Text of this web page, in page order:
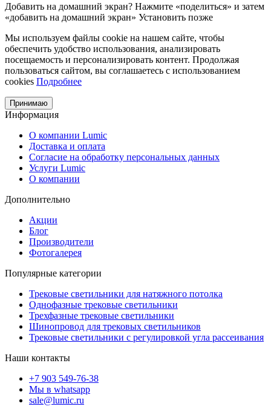
Добавить на домашний экран? Нажмите «поделиться» и затем
«добавить на домашний экран» Установить позже
Мы используем файлы cookie на нашем сайте, чтобы
обеспечить удобство использования, анализировать
посещаемость и персонализировать контент. Продолжая
пользоваться сайтом, вы соглашаетесь с использованием
cookies Подробнее
Принимаю
Информация
О компании Lumic
Доставка и оплата
Согласие на обработку персональных данных
Услуги Lumic
О компании
Дополнительно
Акции
Блог
Производители
Фотогалерея
Популярные категории
Трековые светильники для натяжного потолка
Однофазные трековые светильники
Трехфазные трековые светильники
Шинопровод для трековых светильников
Трековые светильники с регулировкой угла рассеивания
Наши контакты
+7 903 549-76-38
Мы в whatsapp
sale@lumic.ru